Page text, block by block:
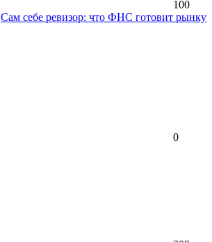
100
Сам себе ревизор: что ФНС готовит рынку
0